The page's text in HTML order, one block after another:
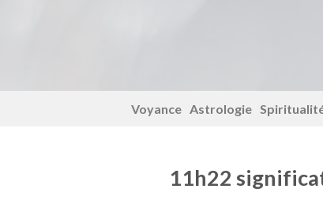
Voyance Astrologie
11h22